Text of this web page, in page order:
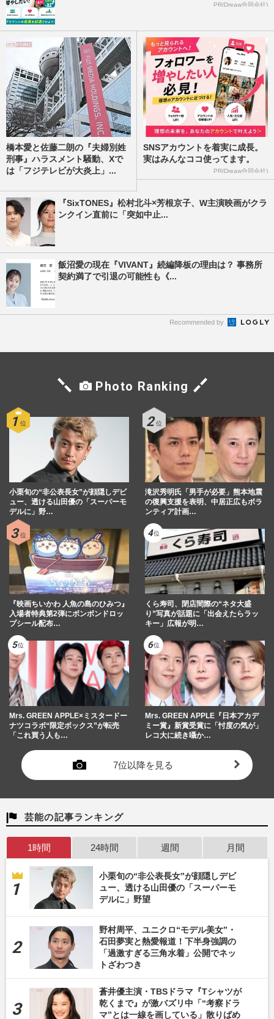
PR(Dreaw合同会社)
橋本愛と佐藤二朗の『夫婦別姓
刑事』ハラスメント騒動、Xで
は「フジテレビが大炎上」...
SNSアカウントを着実に成長。
実はみんなココ使ってます。
PR(Dreaw合同会社)
『SixTONES』松村北斗×芳根京子、W主演映画がクラ
ンクイン直前に「突如中止...
飯沼愛の現在『VIVANT』続編降板の理由は？ 事務所
契約満了で引退の可能性も《...
Recommended by
Photo Ranking
小栗旬の“非公表長女”が顔隠しデビ
ュー、透ける山田優の「スーパーモ
デルに」野…
滝沢秀明氏「男手が必要」熊本地震
の復興支援を表明、中居正広もボラ
ンティア計画…
『映画ちいかわ 人魚の島のひみつ』
入場者特典第2弾にボンボンドロッ
プシール配布…
くら寿司、閉店間際の“ネタ大盛
り”写真が話題に「出会えたらラッ
キー」広報が明…
Mrs. GREEN APPLE×ミスタードー
ナツコラボ“限定ボックス”が転売
「これ買う人も…
Mrs. GREEN APPLE『日本アカデ
ミー賞』新賞受賞に「忖度の気が」
レコ大に続き囁か…
7位以降を見る
芸能の記事ランキング
1時間 24時間 週間 月間
小栗旬の“非公表長女”が顔隠しデビ
ュー、透ける山田優の「スーパーモ
デルに」野望
野村周平、ユニクロ“モデル美女”・
石田夢実と熱愛報道！下半身強調の
「過激すぎる三角水着」公開でネッ
トざわつき
蒼井優主演・TBSドラマ『Tシャツが
乾くまで』が激バズリ中「“考察ドラ
マ”とは一線を画している」散りばめ